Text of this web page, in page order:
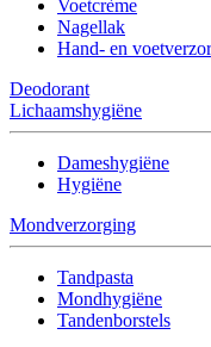
Voetcrème
Nagellak
Hand- en
Deodorant
Lichaamshygiëne
Dameshygiëne
Hygiëne
Mondverzorging
Tandpasta
Mondhygiëne
Tandenborstels